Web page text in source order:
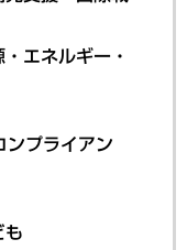
エネルギー・
ンプライアン
も